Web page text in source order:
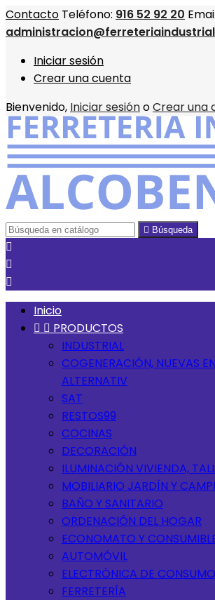
Contacto Teléfono: 916 52 92 20
Iniciar sesión
Crear una cuenta
Bienvenido, Iniciar sesiónoCrear una
 Búsqueda



Inicio
  PRODUCTOS
INDUSTRIAL
COGENERACIÓN, NUEVAS
ALTERNATIV
SAT
RESTOS99
COCINAS
DECORACIÓN
ILUMINACIÓN VIVIENDA,
MOBILIARIO JARDÍN Y
BAÑO Y SANITARIO
ORDENACIÓN DEL HOGAR
ECONOMATO Y
AUTOMÓVIL
ELECTRÓNICA DE CONSUMO
FERRETERÍA